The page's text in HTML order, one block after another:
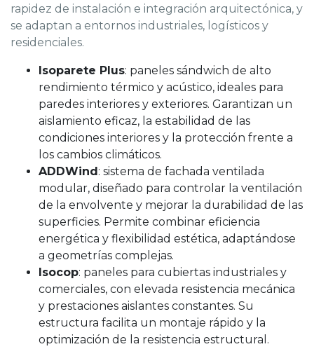
rapidez de instalación e integración arquitectónica, y
se adaptan a entornos industriales, logísticos y
residenciales.
Isoparete Plus: paneles sándwich de alto
rendimiento térmico y acústico, ideales para
paredes interiores y exteriores. Garantizan un
aislamiento eficaz, la estabilidad de las
condiciones interiores y la protección frente a
los cambios climáticos.
ADDWind: sistema de fachada ventilada
modular, diseñado para controlar la ventilación
de la envolvente y mejorar la durabilidad de las
superficies. Permite combinar eficiencia
energética y flexibilidad estética, adaptándose
a geometrías complejas.
Isocop: paneles para cubiertas industriales y
comerciales, con elevada resistencia mecánica
y prestaciones aislantes constantes. Su
estructura facilita un montaje rápido y la
optimización de la resistencia estructural.